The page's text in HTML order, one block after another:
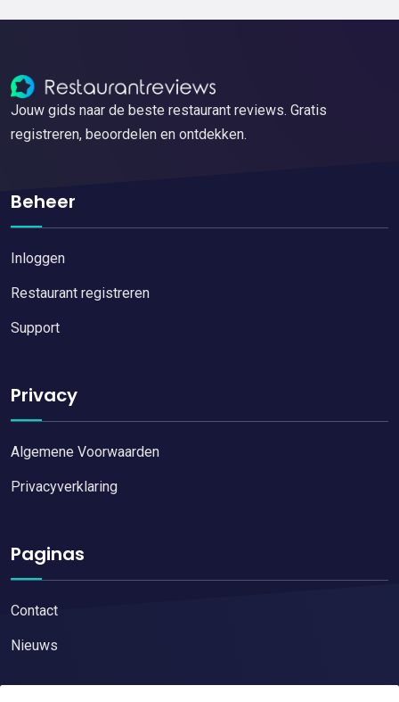
Jouw gids naar de beste restaurant reviews. Gratis
registreren, beoordelen en ontdekken.
Beheer
Inloggen
Restaurant registreren
Support
Privacy
Algemene Voorwaarden
Privacyverklaring
Paginas
Contact
Nieuws